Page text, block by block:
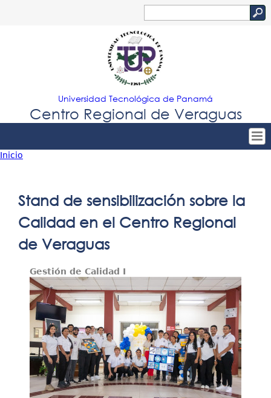
Jump to navigation
de
búsqueda
Universidad Tecnológica de Panamá
Centro Regional de Veraguas
Tropical
Principal
Admisión
Oferta Académica
Investigación
Extensión
Contáctenos
está
aquí
Inicio
Stand de sensibilización sobre la
Calidad en el Centro Regional
de Veraguas
Gestión de Calidad I